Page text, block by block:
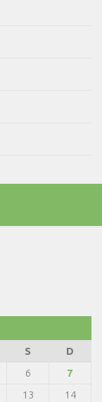
S
D
6
7
13
14